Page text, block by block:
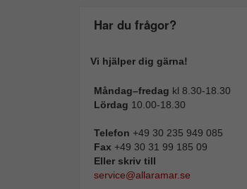
Har du frågor?
Vi hjälper dig gärna!
Måndag–fredag kl 8.30-18.30
Lördag 10.00-18.30
Telefon +49 30 235 949 085
Fax +49 30 31 99 185 09
Eller skriv till
service@allaramar.se